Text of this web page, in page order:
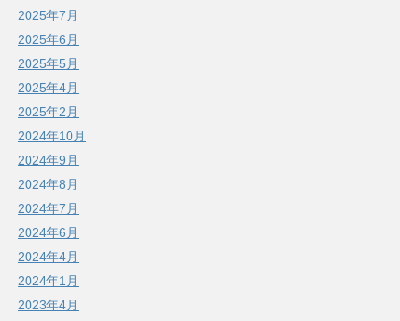
2025年7月
2025年6月
2025年5月
2025年4月
2025年2月
2024年10月
2024年9月
2024年8月
2024年7月
2024年6月
2024年4月
2024年1月
2023年4月